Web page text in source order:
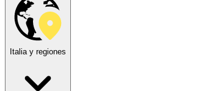
Italia y regiones